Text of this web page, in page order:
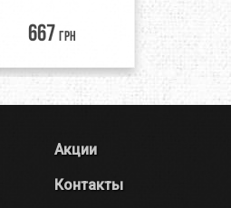
667 грн
Акции
Контакты